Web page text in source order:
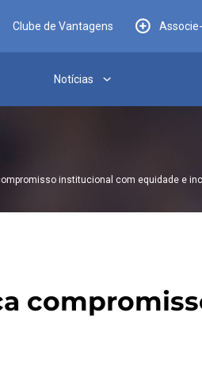
Clube de Vantagens
Notícias
institucional com equidade e